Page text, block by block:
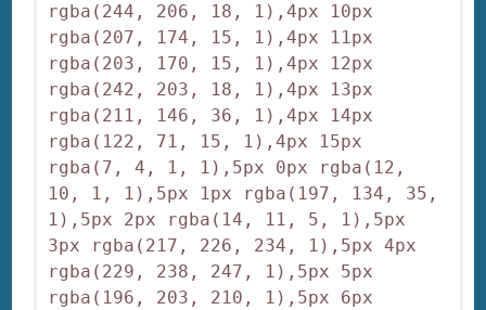
rgba(244, 206, 18, 1),4px 10px
rgba(207, 174, 15, 1),4px 11px
rgba(203, 170, 15, 1),4px 12px
rgba(242, 203, 18, 1),4px 13px
rgba(211, 146, 36, 1),4px 14px
rgba(122, 71, 15, 1),4px 15px
rgba(7, 4, 1, 1),5px 0px rgba(12,
10, 1, 1),5px 1px rgba(197, 134, 35,
1),5px 2px rgba(14, 11, 5, 1),5px
3px rgba(217, 226, 234, 1),5px 4px
rgba(229, 238, 247, 1),5px 5px
rgba(196, 203, 210, 1),5px 6px